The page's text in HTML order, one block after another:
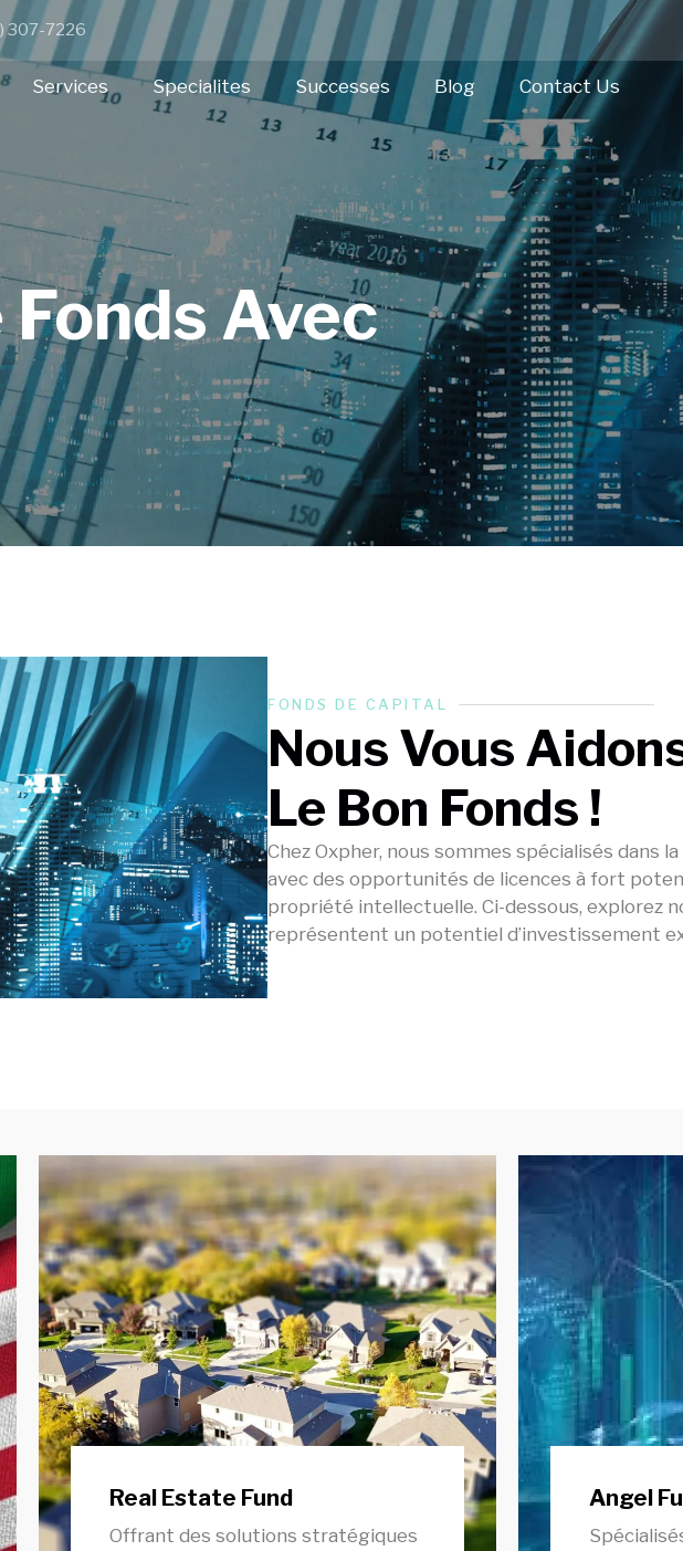
307-7226
Services Specialites Successes Blog Contact Us
Avec
FONDS DE CAPITAL
Nous Vous
Le Bon Fonds !
Chez Oxpher, nous sommes spécialisés dans
avec des opportunités de licences à fort
propriété intellectuelle. Ci-dessous, explorez
représentent un potentiel d’investissement
Real Estate Fund
Offrant des solutions stratégiques
Angel